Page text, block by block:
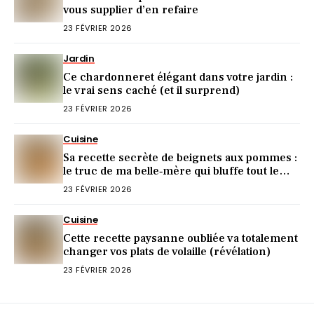
vous supplier d’en refaire
23 FÉVRIER 2026
Jardin
Ce chardonneret élégant dans votre jardin :
le vrai sens caché (et il surprend)
23 FÉVRIER 2026
Cuisine
Sa recette secrète de beignets aux pommes :
le truc de ma belle‑mère qui bluffe tout le
monde
23 FÉVRIER 2026
Cuisine
Cette recette paysanne oubliée va totalement
changer vos plats de volaille (révélation)
23 FÉVRIER 2026